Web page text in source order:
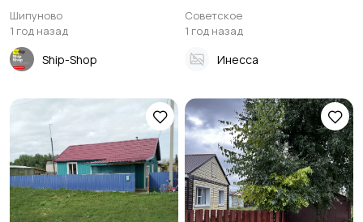
посёлке Майское утро
Шипуново
1 год назад
Ship-Shop
Советское
1 год назад
Инесса